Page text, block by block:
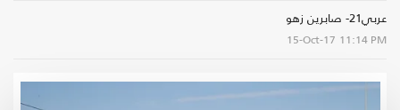
عربي21- صابرين زهو
15-Oct-17 11:14 PM